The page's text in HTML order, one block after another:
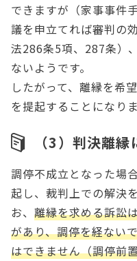
できますが（家事事件
議を申立てれば審判の
法286条5項、287条）
ないようです。
したがって、離縁を希
を提起することになりま
（3）判決離
調停不成立となった場
起し、裁判上での解決
お、 離縁を求める訴訟
があり、調停を経ない
はできません（調停前